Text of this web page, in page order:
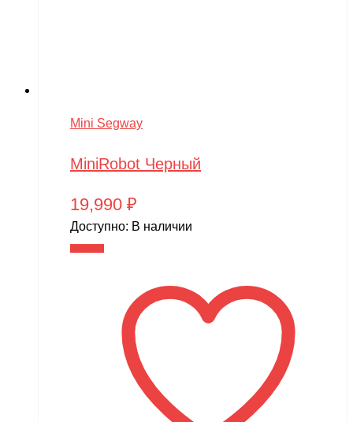
Mini Segway
MiniRobot Черный
19,990 ₽
Доступно: В наличии